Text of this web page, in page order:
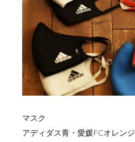
マスク
アディダス青・愛媛FCオレンジ